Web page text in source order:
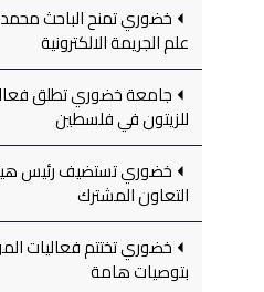
خضوري تمنح الباحث
علم الجريمة الالكترونية
جامعة خضوري تطلق
للزيتون في فلسطين
خضوري تستضيف رئيس
التعاون المشترك
خضوري تختتم فعاليات
بتوصيات هامة